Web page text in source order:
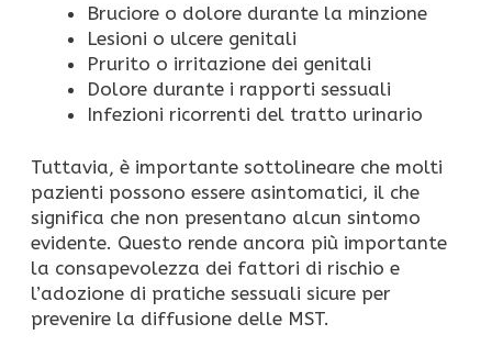
Bruciore o dolore durante la minzione
Lesioni o ulcere genitali
Prurito o irritazione dei genitali
Dolore durante i rapporti sessuali
Infezioni ricorrenti del tratto urinario
Tuttavia, è importante sottolineare che molti
pazienti possono essere asintomatici, il che
significa che non presentano alcun sintomo
evidente. Questo rende ancora più importante
la consapevolezza dei fattori di rischio e
l’adozione di pratiche sessuali sicure per
prevenire la diffusione delle MST.